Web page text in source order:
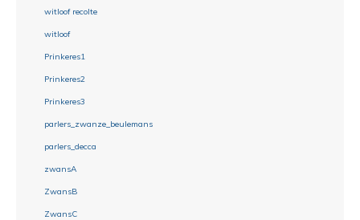
witloof recolte
witloof
Prinkeres1
Prinkeres2
Prinkeres3
parlers_zwanze_beulemans
parlers_decca
zwansA
ZwansB
ZwansC